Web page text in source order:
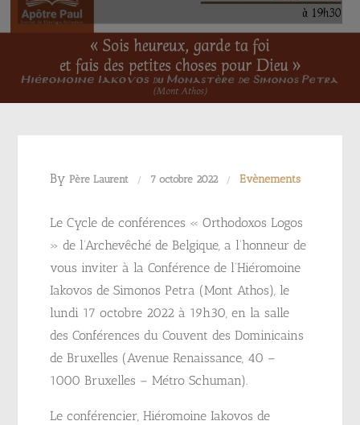
ByPère Laurent 7 octobre 2022 Evènements
Le Cycle de conférences « Orthodoxos Logos
» de l’Archevêché de Belgique, a l’honneur de
vous inviter à la Conférence de l’Hiéromoine
Iakovos de Simonos Petra (Mont Athos), le
lundi 17 octobre 2022 à 19h30, en la salle
des Conférences du Couvent des Dominicains
de Bruxelles (Avenue Renaissance, 40 –
1000 Bruxelles – Métro Schuman).
Le conférencier, Hiéromoine Iakovos de